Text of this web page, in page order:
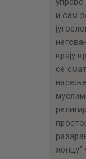
и сам
крају
се
лонцу”